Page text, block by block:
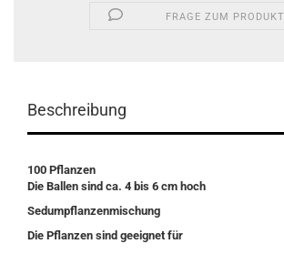
FRAGE ZUM PRODUKT
Beschreibung
100 Pflanzen
Die Ballen sind ca. 4 bis 6 cm hoch
Sedumpflanzenmischung
Die Pflanzen sind geeignet für